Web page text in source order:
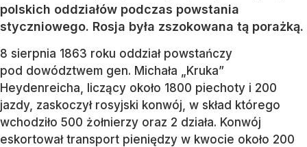
polskich oddziałów podczas powstania
styczniowego. Rosja była zszokowana tą porażką.
8 sierpnia 1863 roku oddział powstańczy
pod dowództwem gen. Michała „Kruka”
Heydenreicha, liczący około 1800 piechoty i 200
jazdy, zaskoczył rosyjski konwój, w skład którego
wchodziło 500 żołnierzy oraz 2 działa. Konwój
eskortował transport pieniędzy w kwocie około 200